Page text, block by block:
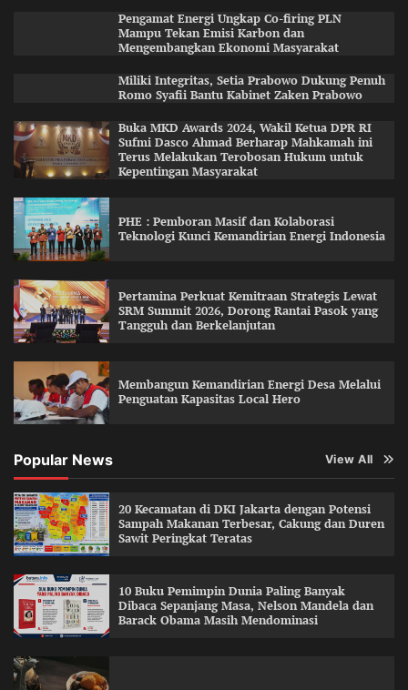
Pengamat Energi Ungkap Co-firing PLN
Mampu Tekan Emisi Karbon dan
Mengembangkan Ekonomi Masyarakat
Miliki Integritas, Setia Prabowo Dukung Penuh
Romo Syafii Bantu Kabinet Zaken Prabowo
Buka MKD Awards 2024, Wakil Ketua DPR RI
Sufmi Dasco Ahmad Berharap Mahkamah ini
Terus Melakukan Terobosan Hukum untuk
Kepentingan Masyarakat
PHE : Pemboran Masif dan Kolaborasi
Teknologi Kunci Kemandirian Energi Indonesia
Pertamina Perkuat Kemitraan Strategis Lewat
SRM Summit 2026, Dorong Rantai Pasok yang
Tangguh dan Berkelanjutan
Membangun Kemandirian Energi Desa Melalui
Penguatan Kapasitas Local Hero
Popular News View All
20 Kecamatan di DKI Jakarta dengan Potensi
Sampah Makanan Terbesar, Cakung dan Duren
Sawit Peringkat Teratas
10 Buku Pemimpin Dunia Paling Banyak
Dibaca Sepanjang Masa, Nelson Mandela dan
Barack Obama Masih Mendominasi